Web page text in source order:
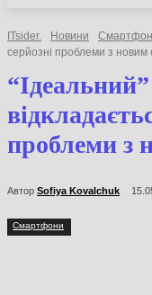
ITsider. Новини
серйозні проблеми з новим
проблеми з
Автор Sofiya Kovalchuk
Смартфони